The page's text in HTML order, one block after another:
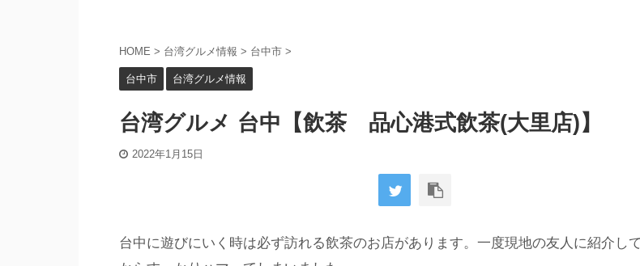
HOME > 台湾グルメ情報 > 台中市 >
台中市 台湾グルメ情報
台湾グルメ 台中【飲茶 品心港式飲茶(大里店)】
2022年1月15日
台中に遊びにいく時は必ず訪れる飲茶のお店があります。一度現地の友人に紹介し